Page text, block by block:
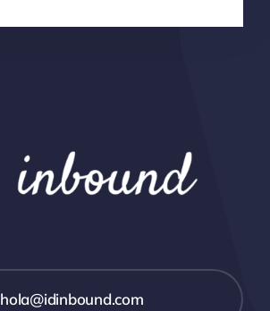
hola@idinbound.com